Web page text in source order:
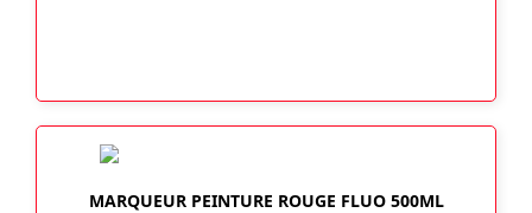
MARQUEUR PEINTURE ROUGE FLUO 500ML